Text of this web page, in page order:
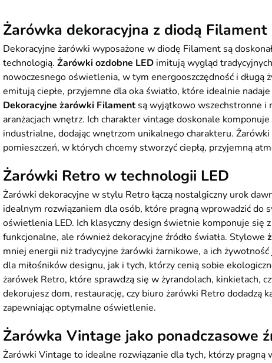
Żarówka dekoracyjna z diodą Filament
Dekoracyjne żarówki wyposażone w diodę Filament są
technologią. Żarówki ozdobne LED imitują wygląd
nowoczesnego oświetlenia, w tym energooszczędność i
emitują ciepłe, przyjemne dla oka światło, które idealnie
Dekoracyjne żarówki Filamentsą wyjątkowo wszechstronne i
aranżacjach wnętrz. Ich charakter vintage doskonale
industrialne, dodając wnętrzom unikalnego charakteru.
pomieszczeń, w których chcemy stworzyć ciepłą, przyjemną
Żarówki Retro w technologii LED
Żarówki dekoracyjne w stylu Retro łączą nostalgiczny urok
idealnym rozwiązaniem dla osób, które pragną wprowadzić
oświetlenia LED. Ich klasyczny design świetnie komponuje
funkcjonalne, ale również dekoracyjne źródło światła. Stylowe
mniej energii niż tradycyjne żarówki żarnikowe, a ich
dla miłośników designu, jak i tych, którzy cenią sobie
żarówek Retro, które sprawdzą się w żyrandolach, kinkietach,
dekorujesz dom, restaurację, czy biuro żarówki Retro
zapewniając optymalne oświetlenie.
Żarówka Vintage jako ponadczasowe
Żarówki Vintage to idealne rozwiązanie dla tych, którzy pragną